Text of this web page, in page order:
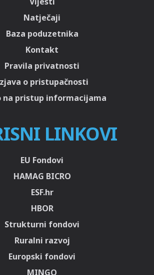
Natječaji
Baza poduzetnika
Kontakt
Pravila privatnosti
o pristupačnosti
na pristup informacijama
LINKOVI
EU Fondovi
HAMAG BICRO
ESF.hr
HBOR
Strukturni fondovi
Ruralni razvoj
Europski fondovi
MINGO